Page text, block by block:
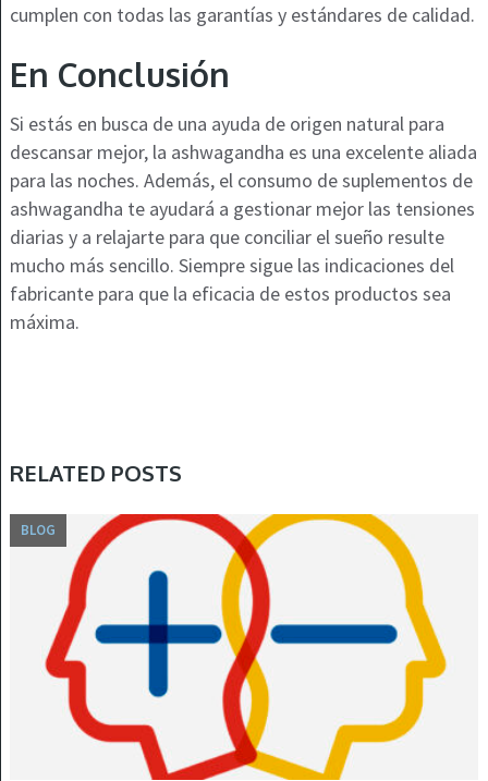
cumplen con todas las garantías y estándares de calidad.
En Conclusión
Si estás en busca de una ayuda de origen natural para
descansar mejor, la ashwagandha es una excelente aliada
para las noches. Además, el consumo de suplementos de
ashwagandha te ayudará a gestionar mejor las tensiones
diarias y a relajarte para que conciliar el sueño resulte
mucho más sencillo. Siempre sigue las indicaciones del
fabricante para que la eficacia de estos productos sea
máxima.
RELATED POSTS
BLOG